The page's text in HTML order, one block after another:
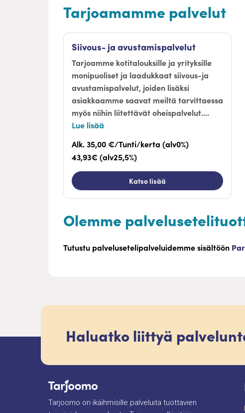
Tarjoamamme palvelut
Siivous- ja avustamispalvelut
Tarjoamme kotitalouksille ja yrityksille
monipuoliset ja laadukkaat siivous-ja
avustamispalvelut, joiden lisäksi
asiakkaamme saavat meiltä tarvittaessa
myös niihin liitettävät oheispalvelut....
Lue lisää
Alk. 35,00 €/Tunti/kerta (alv0%)
43,93€ (alv25,5%)
Katso lisää
Olemme
Tutustu palvelusetelipalveluidemme sisältöön
Haluatko liittyä
Tarjoomo on ikäihmisille palveluita tuottavien